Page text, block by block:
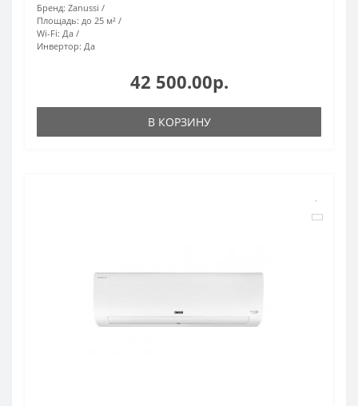
Бренд: Zanussi
Площадь: до 25 м²
Wi-Fi: Да
Инвертор: Да
42 500.00р.
В КОРЗИНУ